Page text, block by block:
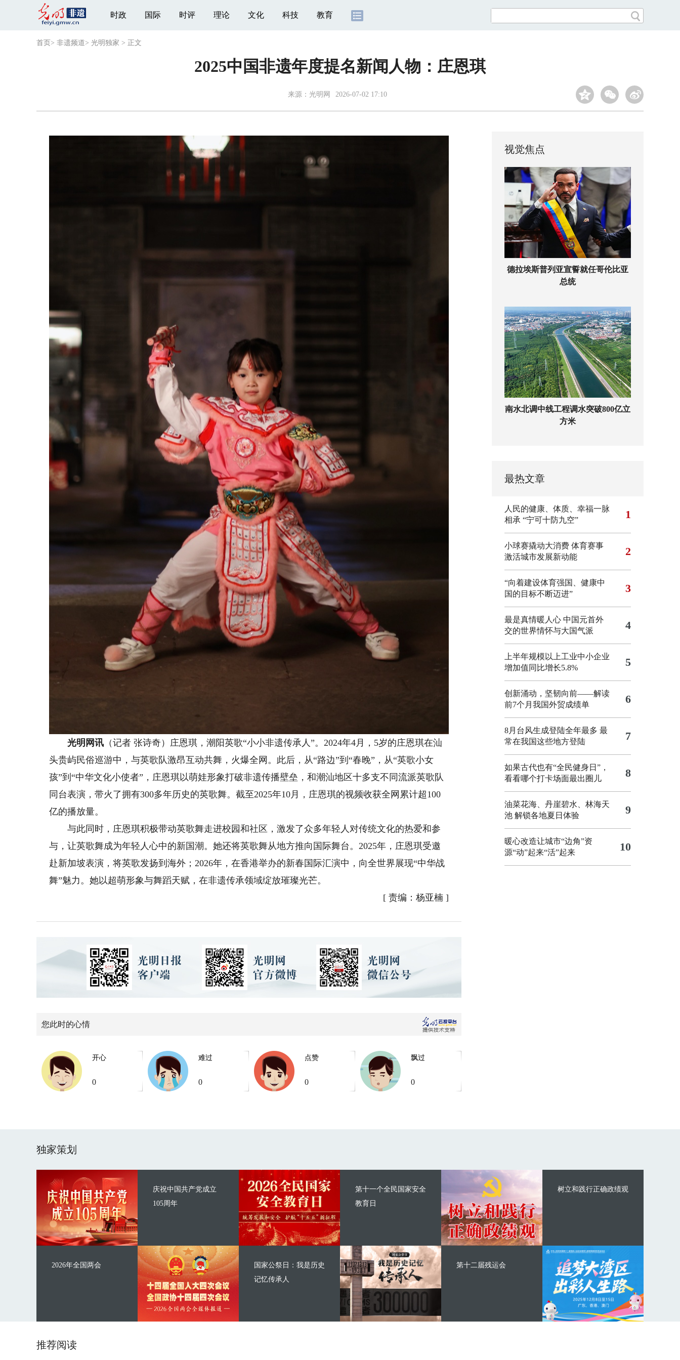
时政 国际 时评 理论 文化 科技 教育
首页 > 非遗频道> 光明独家 > 正文
2025中国非遗年度提名新闻人物：庄恩琪
来源： 光明网 2026-07-02 17:10
光明网讯 （记者 张诗奇）庄恩琪，潮阳英歌“小小非遗传承人”。2024年4月，5岁的庄恩琪在汕
头贵屿民俗巡游中，与英歌队激昂互动共舞，火爆全网。此后，从“路边”到“春晚”，从“英歌小女
孩”到“中华文化小使者”，庄恩琪以萌娃形象打破非遗传播壁垒，和潮汕地区十多支不同流派英歌队
同台表演，带火了拥有300多年历史的英歌舞。截至2025年10月，庄恩琪的视频收获全网累计超100
亿的播放量。
与此同时，庄恩琪积极带动英歌舞走进校园和社区，激发了众多年轻人对传统文化的热爱和参
与，让英歌舞成为年轻人心中的新国潮。她还将英歌舞从地方推向国际舞台。2025年，庄恩琪受邀
赴新加坡表演，将英歌发扬到海外；2026年，在香港举办的新春国际汇演中，向全世界展现“中华战
舞”魅力。她以超萌形象与舞蹈天赋，在非遗传承领域绽放璀璨光芒。
[ 责编：杨亚楠 ]
您此时的心情
开心
0
难过
0
点赞
0
飘过
0
视觉焦点
德拉埃斯普列亚宣誓就任哥伦比亚
总统
南水北调中线工程调水突破800亿立
方米
最热文章
人民的健康、体质、幸福一脉
相承 “宁可十防九空” 1
小球赛撬动大消费 体育赛事
激活城市发展新动能
2
“向着建设体育强国、健康中
国的目标不断迈进”
3
最是真情暖人心 中国元首外
交的世界情怀与大国气派
4
上半年规模以上工业中小企业
增加值同比增长5.8%
5
创新涌动，坚韧向前——解读
前7个月我国外贸成绩单
6
8月台风生成登陆全年最多 最
常在我国这些地方登陆
7
如果古代也有“全民健身日”，
看看哪个打卡场面最出圈儿
8
油菜花海、丹崖碧水、林海天
池 解锁各地夏日体验
9
暖心改造让城市“边角”资
源“动”起来“活”起来
10
独家策划
庆祝中国共产党成立
105周年
2026年全国两会
第十一个全民国家安全
教育日
国家公祭日：我是历史
记忆传承人
树立和践行正确政绩观
第十二届残运会
推荐阅读